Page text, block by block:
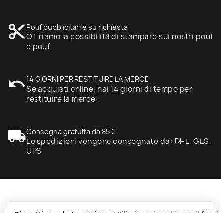
content_cut Pouf pubblicitari e su richiesta
Offriamo la possibilità di stampare sui nostri pouf
e pouf
undo14 GIORNI PER RESTITUIRE LA MERCE
Se acquisti online, hai 14 giorni di tempo per
restituire la merce!
local_shippingConsegna gratuita da 85 €
Le spedizioni vengono consegnate da: DHL, GLS,
UPS
expand_more